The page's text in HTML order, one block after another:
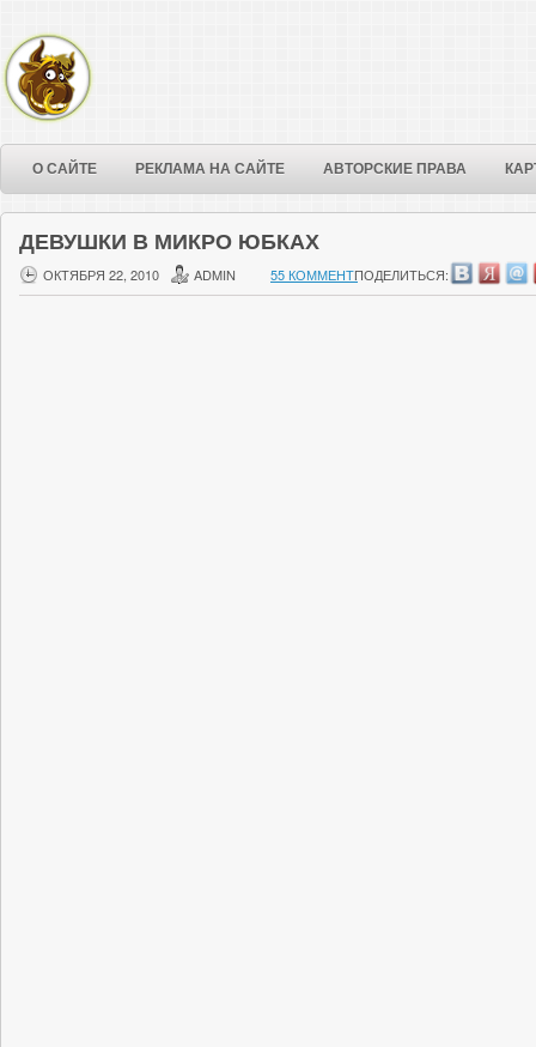
О САЙТЕ РЕКЛАМА НА САЙТЕ АВТОРСКИЕ ПРАВА
ДЕВУШКИ В МИКРО ЮБКАХ
ОКТЯБРЯ 22, 2010 ADMIN 55 КОММЕНТ.ПОДЕЛИТЬСЯ: